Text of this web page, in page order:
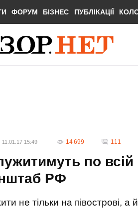
ФОРУМ БІЗНЕС ПУБЛІКАЦІЇ
11.01.17 15:49 14 699 111
по всій
РФ
не тільки на півострові, а й